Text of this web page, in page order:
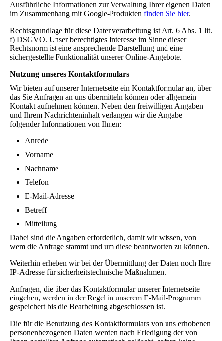
Ausführliche Informationen zur Verwaltung Ihrer eigenen Daten
im Zusammenhang mit Google-Produkten finden Sie hier.
Rechtsgrundlage für diese Datenverarbeitung ist Art. 6 Abs. 1 lit.
f) DSGVO. Unser berechtigtes Interesse im Sinne dieser
Rechtsnorm ist eine ansprechende Darstellung und eine
sichergestellte Funktionalität unserer Online-Angebote.
Nutzung unseres Kontaktformulars
Wir bieten auf unserer Internetseite ein Kontaktformular an, über
das Sie Anfragen an uns übermitteln können oder allgemein
Kontakt aufnehmen können. Neben den freiwilligen Angaben
und Ihrem Nachrichteninhalt verlangen wir die Angabe
folgender Informationen von Ihnen:
Anrede
Vorname
Nachname
Telefon
E-Mail-Adresse
Betreff
Mitteilung
Dabei sind die Angaben erforderlich, damit wir wissen, von
wem die Anfrage stammt und um diese beantworten zu können.
Weiterhin erheben wir bei der Übermittlung der Daten noch Ihre
IP-Adresse für sicherheitstechnische Maßnahmen.
Anfragen, die über das Kontaktformular unserer Internetseite
eingehen, werden in der Regel in unserem E-Mail-Programm
gespeichert bis die Bearbeitung abgeschlossen ist.
Die für die Benutzung des Kontaktformulars von uns erhobenen
personenbezogenen Daten werden nach Erledigung der von